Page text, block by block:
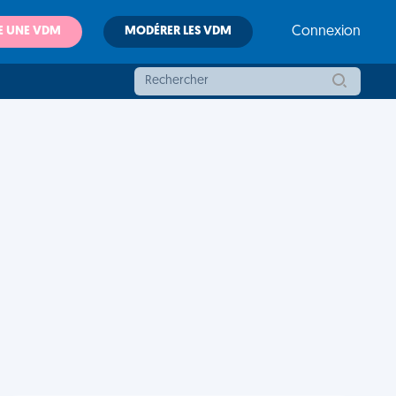
UNE VDM MODÉRER LES VDM Connexion